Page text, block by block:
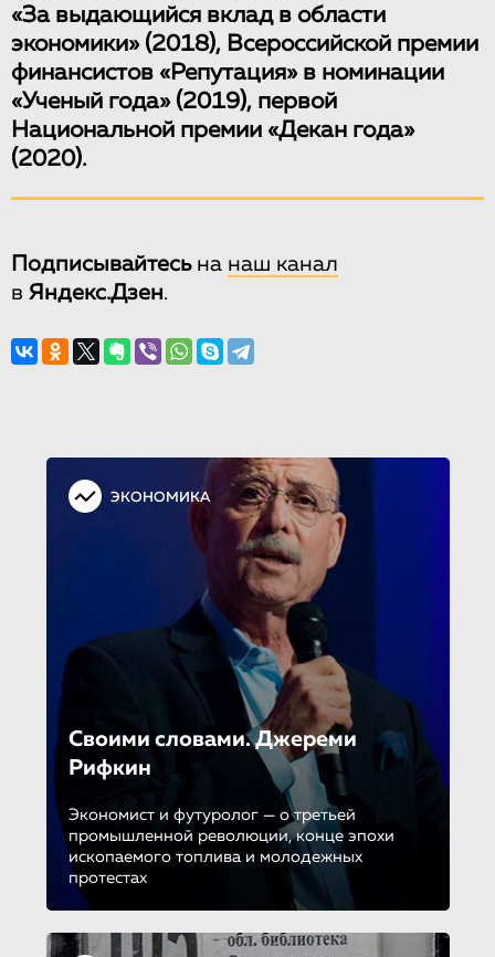
«За выдающийся вклад в области
экономики» (2018), Всероссийской премии
финансистов «Репутация» в номинации
«Ученый года» (2019), первой
Национальной премии «Декан года»
(2020).
Подписывайтесьна наш канал
в Яндекс.Дзен.
ЭКОНОМИКА
Своими словами. Джереми
Рифкин
Экономист и футуролог — о третьей
промышленной революции, конце эпохи
ископаемого топлива и молодежных
протестах